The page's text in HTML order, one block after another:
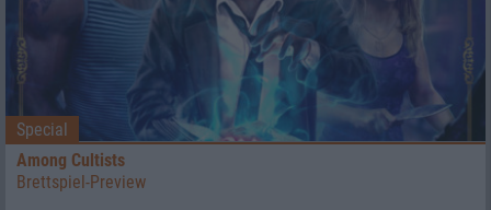
Special
Among Cultists
Brettspiel-Preview